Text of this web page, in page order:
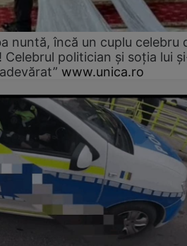
nuntă, încă un cuplu celebru
politician și soția lui
www.unica.ro